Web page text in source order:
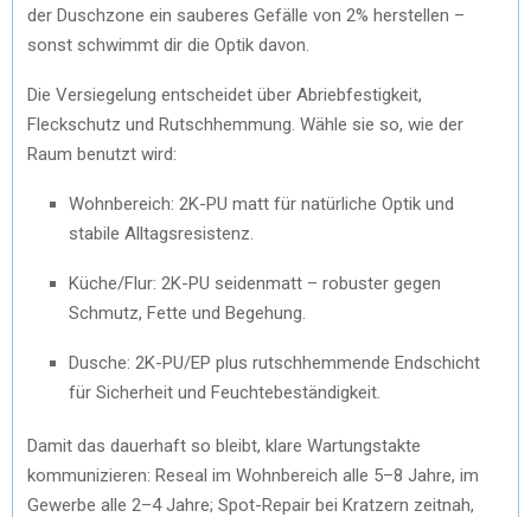
der Duschzone ein sauberes Gefälle von 2% herstellen –
sonst schwimmt dir die Optik davon.
Die Versiegelung entscheidet über Abriebfestigkeit,
Fleckschutz und Rutschhemmung. Wähle sie so, wie der
Raum benutzt wird:
Wohnbereich: 2K-PU matt für natürliche Optik und
stabile Alltagsresistenz.
Küche/Flur: 2K-PU seidenmatt – robuster gegen
Schmutz, Fette und Begehung.
Dusche: 2K-PU/EP plus rutschhemmende Endschicht
für Sicherheit und Feuchtebeständigkeit.
Damit das dauerhaft so bleibt, klare Wartungstakte
kommunizieren: Reseal im Wohnbereich alle 5–8 Jahre, im
Gewerbe alle 2–4 Jahre; Spot-Repair bei Kratzern zeitnah,